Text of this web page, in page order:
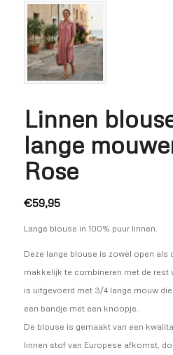
Linnen
lange
Rose
€59,95
Lange blouse in 100% puur linnen.
Deze lange blouse is zowel open als
makkelijk te combineren met de rest
is uitgevoerd met 3/4 lange mouw
een bandje met een knoopje.
De blouse is gemaakt van een
linnen stof van Europese afkomst,